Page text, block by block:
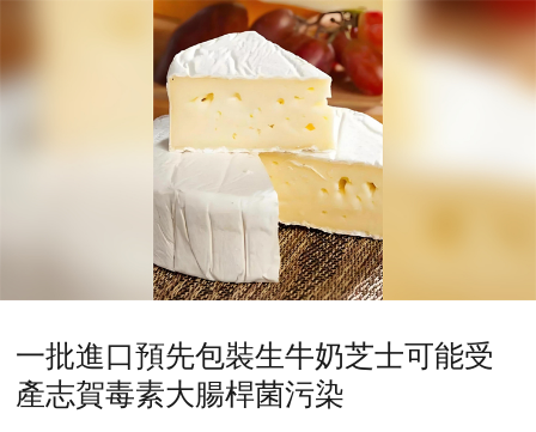
一批進口預先包裝生牛奶芝士可能受
產志賀毒素大腸桿菌污染